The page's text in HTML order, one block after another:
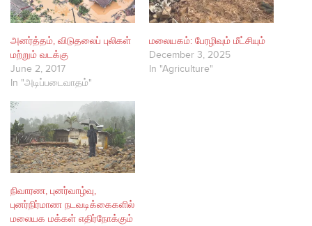
அனர்த்தம், விடுதலைப் புலிகள்
மற்றும் வடக்கு
June 2, 2017
In "அடிப்படைவாதம்"
மலையகம்: பேரழிவும் மீட்சியும்
December 3, 2025
In "Agriculture"
நிவாரண, புனர்வாழ்வு,
புனர்நிர்மாண நடவடிக்கைகளில்
மலையக மக்கள் எதிர்நோக்கும்